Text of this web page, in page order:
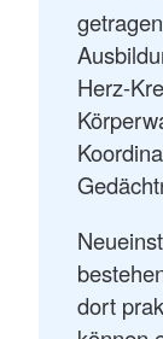
Herz-
dort